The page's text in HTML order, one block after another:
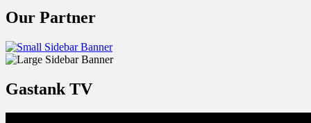
Our Partner
Gastank TV